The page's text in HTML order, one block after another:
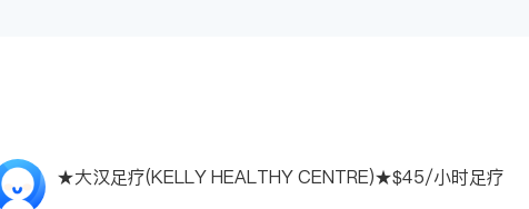
★大汉足疗(KELLY HEALTHY CENTRE)★$45/小时足疗